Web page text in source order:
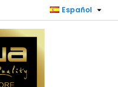
Español 